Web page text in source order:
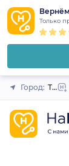
Только
Город: